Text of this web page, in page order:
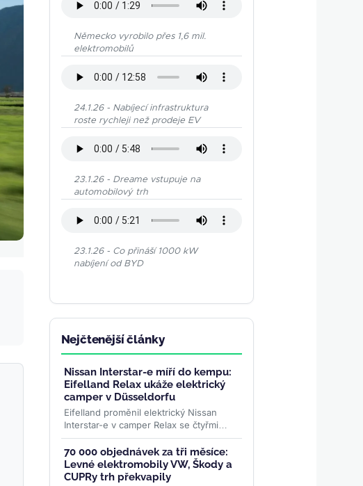
Německo vyrobilo přes 1,6 mil.
elektromobilů
24.1.26 - Nabíjecí infrastruktura
roste rychleji než prodeje EV
23.1.26 - Dreame vstupuje na
automobilový trh
23.1.26 - Co přináší 1000 kW
nabíjení od BYD
Nejčtenější články
Nissan Interstar-e míří do kempu:
Eifelland Relax ukáže elektrický
camper v Düsseldorfu
Eifelland proměnil elektrický Nissan
Interstar-e v camper Relax se čtyřmi
místy k jízdě, pevným lůžkem pro dva a
topením napájeným z...>>
70 000 objednávek za tři měsíce:
Levné elektromobily VW, Škody a
CUPRy trh překvapily